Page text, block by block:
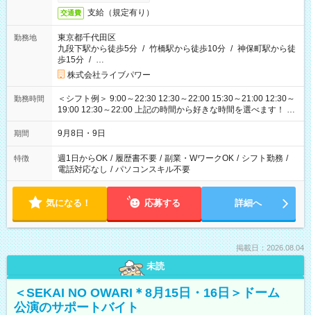
交通費 支給（規定有り）
勤務地
東京都千代田区
九段下駅から徒歩5分 / 竹橋駅から徒歩10分 / 神保町駅から徒
歩15分 / …
株式会社ライブパワー
勤務時間
＜シフト例＞ 9:00～22:30 12:30～22:00 15:30～21:00 12:30～
19:00 12:30～22:00 上記の時間から好きな時間を選べます！ ※
時間は変更となる可能性があります
期間 9月8日・9日
特徴 週1日からOK / 履歴書不要 / 副業・WワークOK / シフト勤務 /
電話対応なし / パソコンスキル不要
気になる！ 応募する 詳細へ
掲載日：2026.08.04
未読
＜SEKAI NO OWARI＊8月15日・16日＞ドーム
公演のサポートバイト